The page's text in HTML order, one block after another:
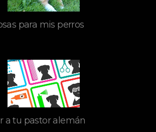
para mis perros
a tu pastor alemán